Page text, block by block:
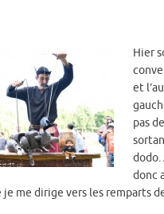
Hier
et
pas
dodo.
donc
je me dirige vers les remparts